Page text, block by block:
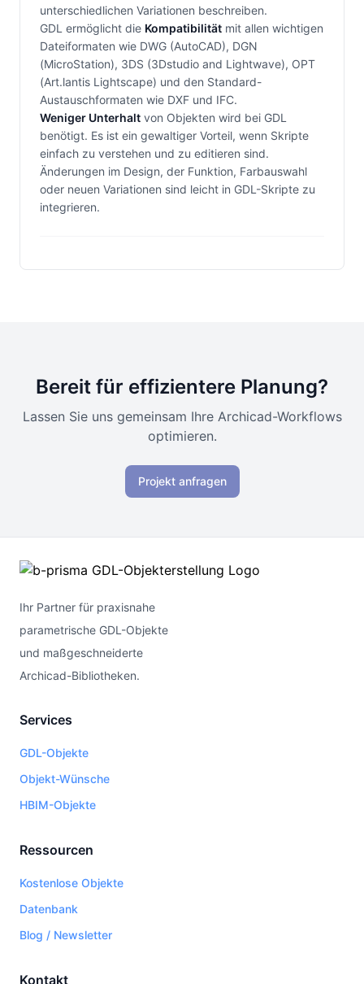
unterschiedlichen Variationen beschreiben.
GDL ermöglicht die Kompatibilität mit allen wichtigen
Dateiformaten wie DWG (AutoCAD), DGN
(MicroStation), 3DS (3Dstudio and Lightwave), OPT
(Art.lantis Lightscape) und den Standard-
Austauschformaten wie DXF und IFC.
Weniger Unterhalt von Objekten wird bei GDL
benötigt. Es ist ein gewaltiger Vorteil, wenn Skripte
einfach zu verstehen und zu editieren sind.
Änderungen im Design, der Funktion, Farbauswahl
oder neuen Variationen sind leicht in GDL-Skripte zu
integrieren.
Bereit für effizientere Planung?
Lassen Sie uns gemeinsam Ihre Archicad-Workflows
optimieren.
Projekt anfragen
Ihr Partner für praxisnahe
parametrische GDL-Objekte
und maßgeschneiderte
Archicad-Bibliotheken.
Services
GDL-Objekte
Objekt-Wünsche
HBIM-Objekte
Ressourcen
Kostenlose Objekte
Datenbank
Blog / Newsletter
Kontakt